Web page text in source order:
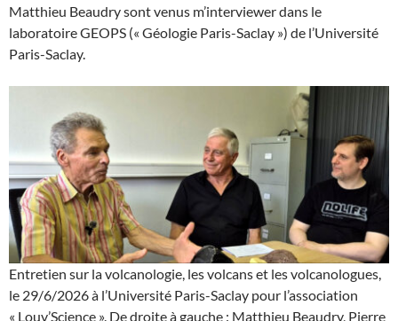
Matthieu Beaudry sont venus m’interviewer dans le
laboratoire GEOPS (« Géologie Paris-Saclay ») de l’Université
Paris-Saclay.
Entretien sur la volcanologie, les volcans et les volcanologues,
le 29/6/2026 à l’Université Paris-Saclay pour l’association
« Louv’Science ». De droite à gauche : Matthieu Beaudry, Pierre